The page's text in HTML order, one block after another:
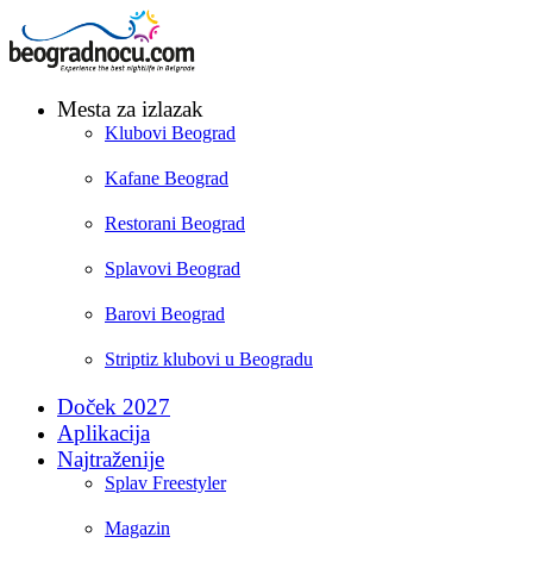
Mesta za izlazak
Klubovi Beograd
Kafane Beograd
Restorani Beograd
Splavovi Beograd
Barovi Beograd
Striptiz klubovi u Beogradu
Doček 2027
Aplikacija
Najtraženije
Splav Freestyler
Magazin